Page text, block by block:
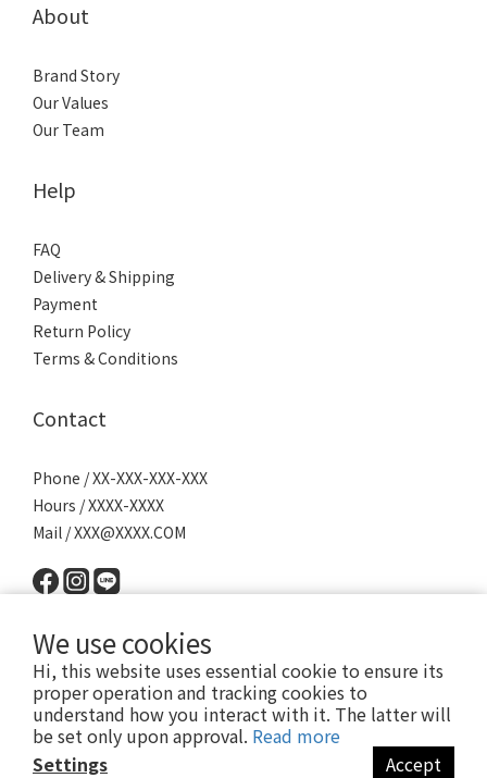
We use cookies
Hi, this website uses essential cookie to ensure its
proper operation and tracking cookies to
understand how you interact with it. The latter will
be set only upon approval. Read more
Settings
Accept
About
Brand Story
Our Values
Our Team
Help
FAQ
Delivery & Shipping
Payment
Return Policy
Terms & Conditions
Contact
Phone / XX-XXX-XXX-XXX
Hours / XXXX-XXXX
Mail / XXX@XXXX.COM
Powered by SHOPLINE │服務條款│ 2022 © 派瑪寵物 PET MART